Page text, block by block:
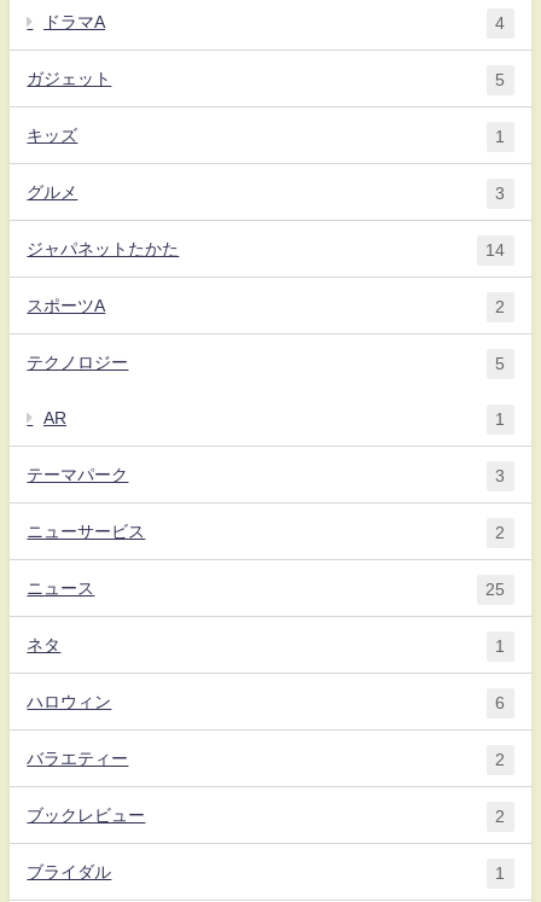
ドラマA 4
ガジェット 5
キッズ 1
グルメ 3
ジャパネットたかた 14
スポーツA 2
テクノロジー 5
AR 1
テーマパーク 3
ニューサービス 2
ニュース 25
ネタ 1
ハロウィン 6
バラエティー 2
ブックレビュー 2
ブライダル 1